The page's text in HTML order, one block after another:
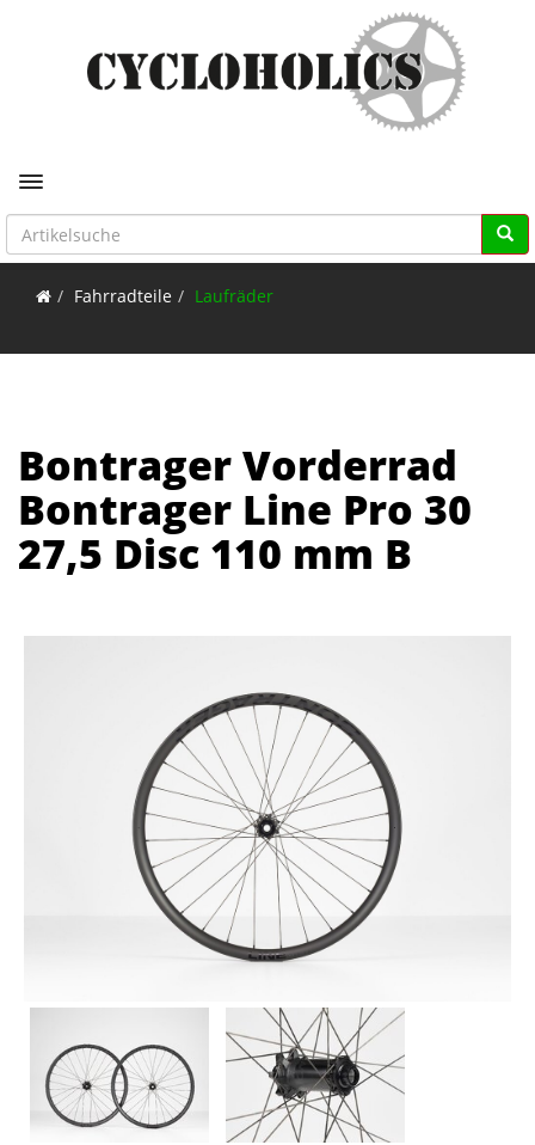
Toggle navigation
Fahrradteile Laufräder
Bontrager Vorderrad
Bontrager Line Pro 30
27,5 Disc 110 mm B